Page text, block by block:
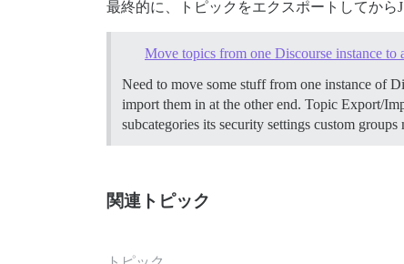
最終的に、トピックをエクスポートしてから
Move topics from one Discourse instance to
Need to move some stuff from one instance of
import them in at the other end. Topic Export/
subcategories its security settings custom
関連トピック